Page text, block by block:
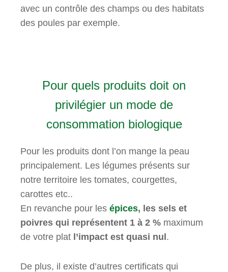
avec un contrôle des champs ou des habitats
des poules par exemple.
Pour quels produits doit on
privilégier un mode de
consommation biologique
Pour les produits dont l’on mange la peau
principalement. Les légumes présents sur
notre territoire les tomates, courgettes,
carottes etc..
En revanche pour les épices, les sels et
poivres qui représentent 1 à 2 % maximum
de votre plat l’impact est quasi nul .
De plus, il existe d’autres certificats qui